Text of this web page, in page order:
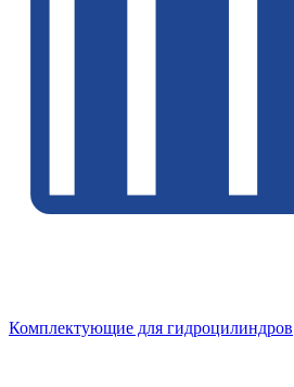
Комплектующие для гидроцилиндров